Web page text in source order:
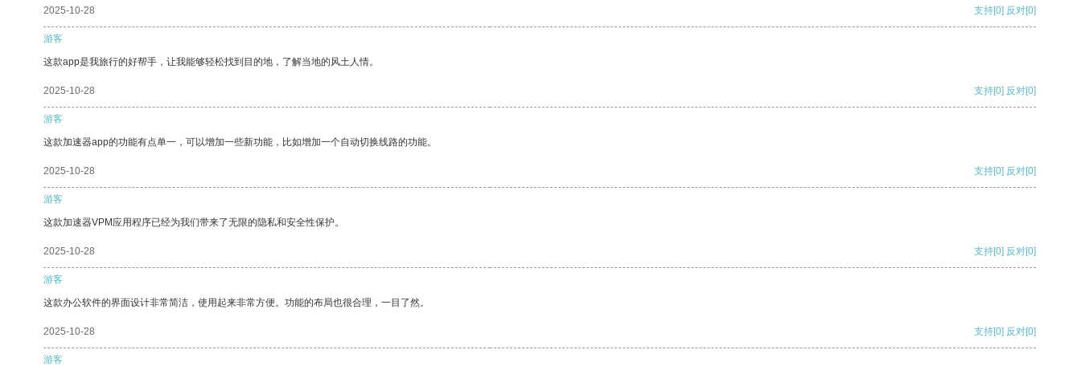
2025-10-28 支持[0] 反对[0]
游客
这款app是我旅行的好帮手，让我能够轻松找到目的地，了解当地的风土人情。
2025-10-28 支持[0] 反对[0]
游客
这款加速器app的功能有点单一，可以增加一些新功能，比如增加一个自动切换线路的功能。
2025-10-28 支持[0] 反对[0]
游客
这款加速器VPM应用程序已经为我们带来了无限的隐私和安全性保护。
2025-10-28 支持[0] 反对[0]
游客
这款办公软件的界面设计非常简洁，使用起来非常方便。功能的布局也很合理，一目了然。
2025-10-28 支持[0] 反对[0]
游客